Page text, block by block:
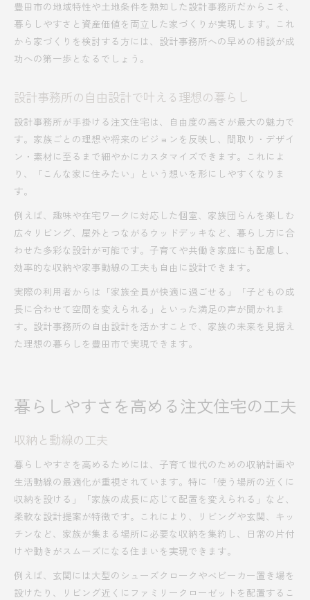
豊田市の地域特性や土地条件を熟知した設計事務所だからこそ、
暮らしやすさと資産価値を両立した家づくりが実現します。これ
から家づくりを検討する方には、設計事務所への早めの相談が成
功への第一歩となるでしょう。
設計事務所の自由設計で叶える理想の暮らし
設計事務所が手掛ける注文住宅は、自由度の高さが最大の魅力で
す。家族ごとの理想や将来のビジョンを反映し、間取り・デザイ
ン・素材に至るまで細やかにカスタマイズできます。これによ
り、「こんな家に住みたい」という想いを形にしやすくなりま
す。
例えば、趣味や在宅ワークに対応した個室、家族団らんを楽しむ
広々リビング、屋外とつながるウッドデッキなど、暮らし方に合
わせた多彩な設計が可能です。子育てや共働き家庭にも配慮し、
効率的な収納や家事動線の工夫も自由に設計できます。
実際の利用者からは「家族全員が快適に過ごせる」「子どもの成
長に合わせて空間を変えられる」といった満足の声が聞かれま
す。設計事務所の自由設計を活かすことで、家族の未来を見据え
た理想の暮らしを豊田市で実現できます。
暮らしやすさを高める注文住宅の工夫
収納と動線の工夫
暮らしやすさを高めるためには、子育て世代のための収納計画や
生活動線の最適化が重視されています。特に「使う場所の近くに
収納を設ける」「家族の成長に応じて配置を変えられる」など、
柔軟な設計提案が特徴です。これにより、リビングや玄関、キッ
チンなど、家族が集まる場所に必要な収納を集約し、日常の片付
けや動きがスムーズになる住まいを実現できます。
例えば、玄関には大型のシューズクロークやベビーカー置き場を
設けたり、リビング近くにファミリークローゼットを配置するこ